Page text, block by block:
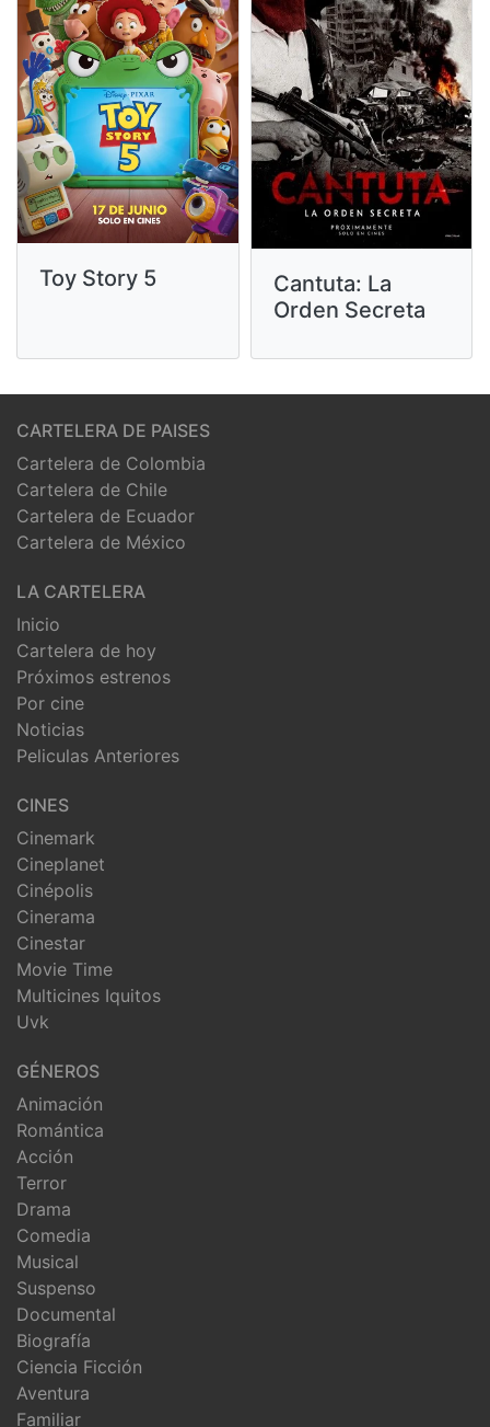
Toy Story 5
Cantuta: La
Orden Secreta
CARTELERA DE PAISES
Cartelera de Colombia
Cartelera de Chile
Cartelera de Ecuador
Cartelera de México
LA CARTELERA
Inicio
Cartelera de hoy
Próximos estrenos
Por cine
Noticias
Peliculas Anteriores
CINES
Cinemark
Cineplanet
Cinépolis
Cinerama
Cinestar
Movie Time
Multicines Iquitos
Uvk
GÉNEROS
Animación
Romántica
Acción
Terror
Drama
Comedia
Musical
Suspenso
Documental
Biografía
Ciencia Ficción
Aventura
Familiar